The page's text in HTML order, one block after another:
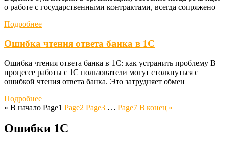
о работе с государственными контрактами, всегда сопряжено
Подробнее
Ошибка чтения ответа банка в 1С
Ошибка чтения ответа банка в 1С: как устранить проблему В
процессе работы с 1С пользователи могут столкнуться с
ошибкой чтения ответа банка. Это затрудняет обмен
Подробнее
« В начало Page1 Page2 Page3 … Page7 В конец »
Ошибки 1С